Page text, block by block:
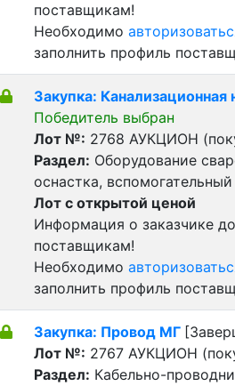
поставщикам!
Необходимо
заполнить профиль
Закупка: Канализационная
Победитель выбран
Лот №: 2768 АУКЦИОН
Раздел: Оборудование
оснастка,
Лот с открытой ценой
Информация о заказчике
поставщикам!
Необходимо
заполнить профиль
Закупка: Провод МГ
Лот №: 2767 АУКЦИОН
Раздел: Кабельно-